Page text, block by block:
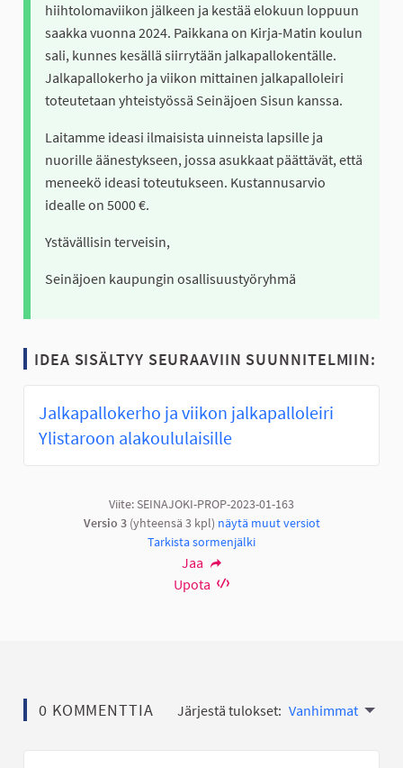
hiihtolomaviikon jälkeen ja kestää elokuun loppuun
saakka vuonna 2024. Paikkana on Kirja-Matin koulun
sali, kunnes kesällä siirrytään jalkapallokentälle.
Jalkapallokerho ja viikon mittainen jalkapalloleiri
toteutetaan yhteistyössä Seinäjoen Sisun kanssa.
Laitamme ideasi ilmaisista uinneista lapsille ja
nuorille äänestykseen, jossa asukkaat päättävät, että
meneekö ideasi toteutukseen. Kustannusarvio
idealle on 5000 €.
Ystävällisin terveisin,
Seinäjoen kaupungin osallisuustyöryhmä
IDEA SISÄLTYY SEURAAVIIN SUUNNITELMIIN:
Jalkapallokerho ja viikon jalkapalloleiri
Ylistaroon alakoululaisille
Viite: SEINAJOKI-PROP-2023-01-163
Versio 3(yhteensä 3 kpl) näytä muut versiot
Tarkista sormenjälki
Jaa
Upota
0 KOMMENTTIA Järjestä tulokset: Vanhimmat